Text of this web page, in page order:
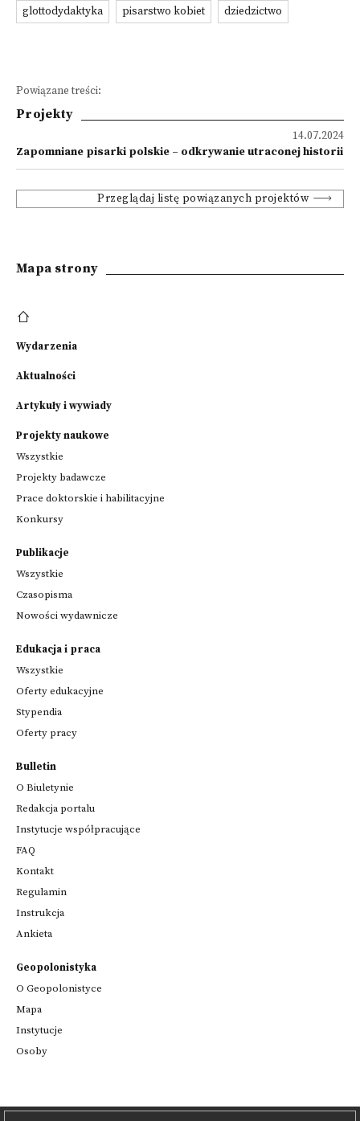
glottodydaktyka
pisarstwo kobiet dziedzictwo
Powiązane treści:
Projekty
14.07.2024
Zapomniane pisarki polskie – odkrywanie utraconej historii
Przeglądaj listę powiązanych projektów
Mapa strony
Wydarzenia
Aktualności
Artykuły i wywiady
Projekty naukowe
Wszystkie
Projekty badawcze
Prace doktorskie i habilitacyjne
Konkursy
Publikacje
Wszystkie
Czasopisma
Nowości wydawnicze
Edukacja i praca
Wszystkie
Oferty edukacyjne
Stypendia
Oferty pracy
Bulletin
O Biuletynie
Redakcja portalu
Instytucje współpracujące
FAQ
Kontakt
Regulamin
Instrukcja
Ankieta
Geopolonistyka
O Geopolonistyce
Mapa
Instytucje
Osoby